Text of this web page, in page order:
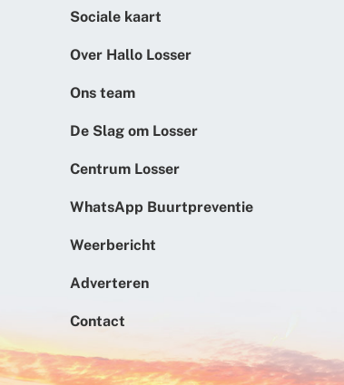
Sociale kaart
Over Hallo Losser
Ons team
De Slag om Losser
Centrum Losser
WhatsApp Buurtpreventie
Weerbericht
Adverteren
Contact